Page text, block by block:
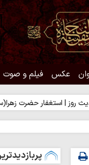
عکس فیلم و صوت
حضرت زهرا(س) برای